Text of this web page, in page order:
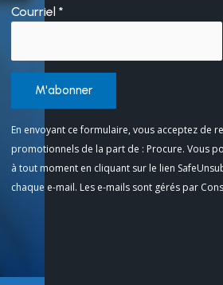
Courriel *
Constant
Contact
Use.
Please
En envoyant ce formulaire, vous acceptez de
promotionnels de la part de : Procure. Vous
à tout moment en cliquant sur le lien
chaque e-mail. Les e-mails sont gérés par